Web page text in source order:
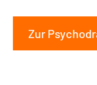
Zur